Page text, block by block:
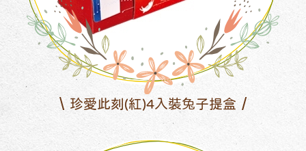
珍愛此刻(紅)4入裝兔子提盒